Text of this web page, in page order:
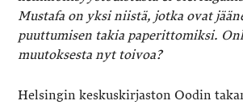
Mustafa on yksi niistä, jotka ovat
puuttumisen takia paperittomiksi.
muutoksesta nyt toivoa?
Helsingin keskuskirjaston Oodin